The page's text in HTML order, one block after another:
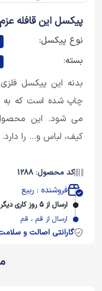
پیکسل این قافله عزم
نوع پیکسل:
بسته:
چاپ شده است که به
می شود. این
کیف، لباس و... را دارد.
کد محصول: 1288
فروشنده : ربیع
ارسال از 5 روز کاری دیگر
ارسال از قم ، قم
گارانتی اصالت و